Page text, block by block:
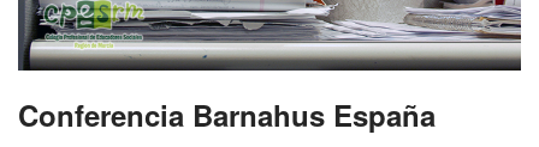
Conferencia Barnahus España